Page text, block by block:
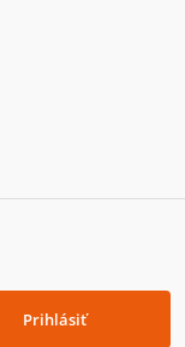
Prihlásiť